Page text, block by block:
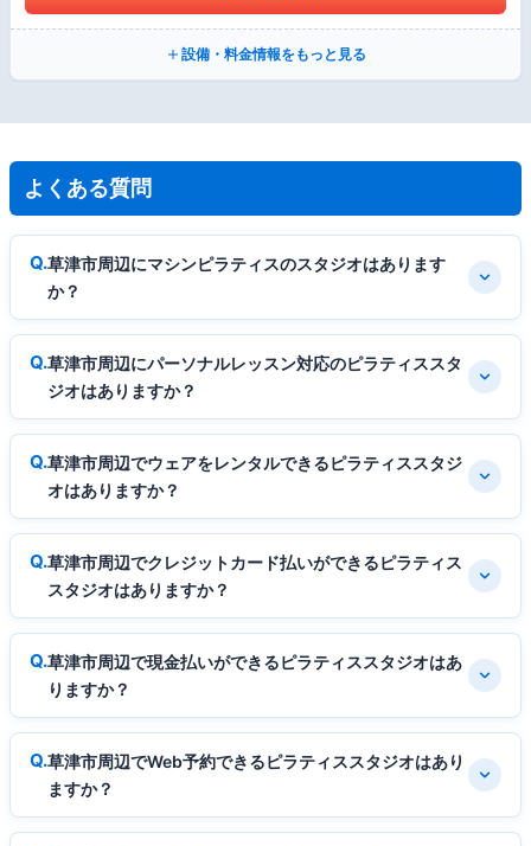
設備・料金情報をもっと見る
よくある質問
草津市周辺にマシンピラティスのスタジオはあります
か？
草津市周辺にパーソナルレッスン対応のピラティススタ
ジオはありますか？
草津市周辺でウェアをレンタルできるピラティススタジ
オはありますか？
草津市周辺でクレジットカード払いができるピラティス
スタジオはありますか？
草津市周辺で現金払いができるピラティススタジオはあ
りますか？
草津市周辺でWeb予約できるピラティススタジオはあり
ますか？